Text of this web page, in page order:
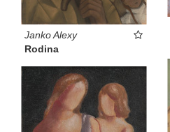
Janko Alexy
Rodina